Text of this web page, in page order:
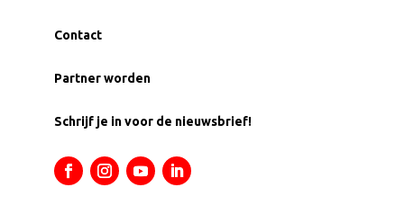
Contact
Partner worden
Schrijf je in voor de nieuwsbrief!